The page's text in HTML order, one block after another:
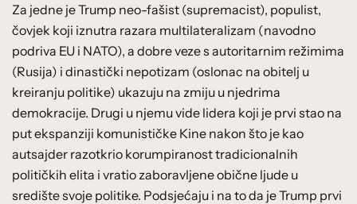
Za jedne je Trump neo-fašist (supremacist), populist,
čovjek koji iznutra razara multilateralizam (navodno
podriva EU i NATO), a dobre veze s autoritarnim režimima
(Rusija) i dinastički nepotizam (oslonac na obitelj u
kreiranju politike) ukazuju na zmiju u njedrima
demokracije. Drugi u njemu vide lidera koji je prvi stao na
put ekspanziji komunističke Kine nakon što je kao
autsajder razotkrio korumpiranost tradicionalnih
političkih elita i vratio zaboravljene obične ljude u
središte svoje politike. Podsjećaju i na to da je Trump prvi